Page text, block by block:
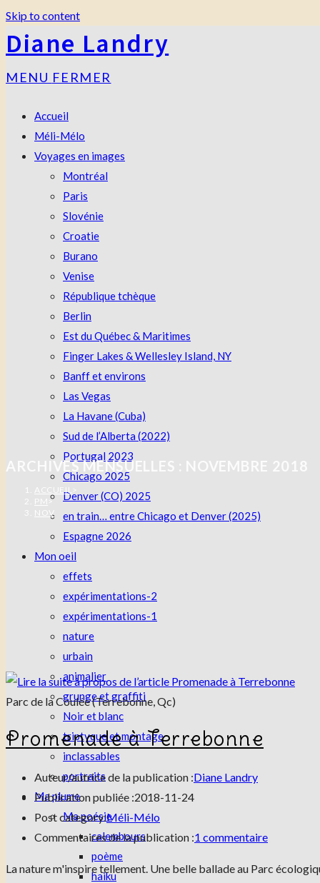
Skip to content
Diane Landry
MENU FERMER
Accueil
Méli-Mélo
Voyages en images
Montréal
Paris
Slovénie
Croatie
Burano
Venise
République tchèque
Berlin
Est du Québec & Maritimes
Finger Lakes & Wellesley Island, NY
Banff et environs
Las Vegas
La Havane (Cuba)
Sud de l’Alberta (2022)
Portugal 2023
Chicago 2025
Denver (CO) 2025
en train… entre Chicago et Denver (2025)
Espagne 2026
Mon oeil
effets
expérimentations-2
expérimentations-1
nature
urbain
animalier
grunge et graffiti
Noir et blanc
triptyque et montage
inclassables
portraits
Ma plume
Ma poésie
calembours
poème
haiku
ARCHIVES MENSUELLES : NOVEMBRE 2018
ACCUEIL
PM >
NOV
Parc de la Coulée (Terrebonne, Qc)
Promenade à Terrebonne
Auteur/autrice de la publication :Diane Landry
Publication publiée :2018-11-24
Post category:Méli-Mélo
Commentaires de la publication :1 commentaire
La nature m'inspire tellement. Une belle ballade au Parc